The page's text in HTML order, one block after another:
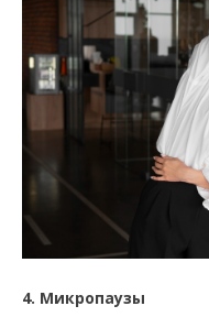
4. Микропаузы